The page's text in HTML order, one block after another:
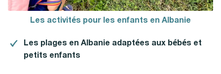
Les activités pour les enfants en Albanie
Les plages en Albanie adaptées aux bébés et
petits enfants